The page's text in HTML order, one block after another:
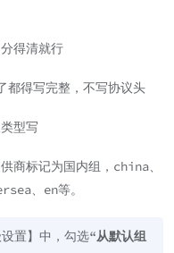
得清就行
都得写完整，不写协议头
型写
商标记为国内组，china、
、en等。
置】中，勾选“从默认组